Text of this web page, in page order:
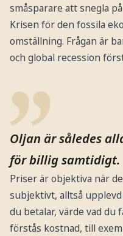
småsparare att snegla
Krisen för den fossila
omställning. Frågan är
och global recession
Oljan är således
för billig samtidigt.
Priser är objektiva när
subjektivt, alltså
du betalar, värde vad du
förstås kostnad, till